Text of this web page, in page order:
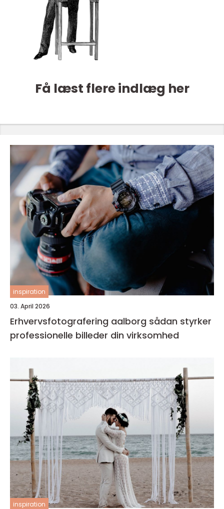
Få læst flere indlæg her
inspiration
03. April 2026
Erhvervsfotografering aalborg sådan styrker
professionelle billeder din virksomhed
inspiration